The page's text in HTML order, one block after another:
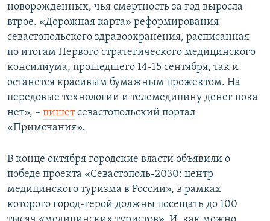
новорожденных, чья смертность за год выросла
втрое. «Дорожная карта» реформирования
севастопольского здравоохранения, расписанная
по итогам Первого стратегического медицинского
консилиума, прошедшего 14-15 сентября, так и
останется красивым бумажным прожектом. На
передовые технологии и телемедицину денег пока
нет», – пишетсевастопольский портал
«Примечания».
В конце октября городские власти объявили о
победе проекта «Севастополь-2030: центр
медицинского туризма в России», в рамках
которого город-герой должны посещать до 100